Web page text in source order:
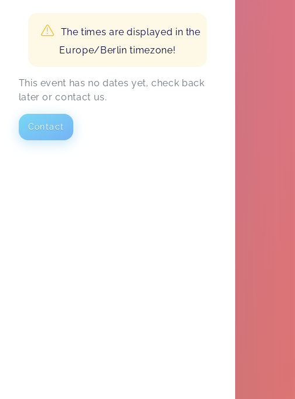
The times are displayed in the
Europe/Berlin timezone!
This event has no dates yet, check back
later or contact us.
Contact